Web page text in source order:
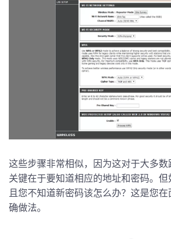
这些步骤非常相似，因为这对于大多数
关键在于要知道相应的地址和密码。
且您不知道新密码该怎么办？这是您
确做法。